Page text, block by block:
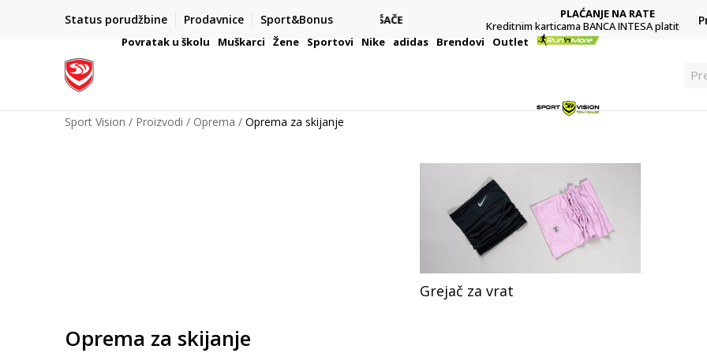
Status porudžbine Prodavnice Sport&Bonus
VAŽNO OBAVEŠTENJE ZA POTROŠAČE
PLAĆANJE NA RATE
Kreditnim karticama BANCA INTESA platite na 9 rata
Povratak u školu Muškarci Žene Sportovi Nike adidas Brendovi Outlet
Sport Vision Proizvodi Oprema Oprema za skijanje
Grejač za vrat
Oprema za skijanje